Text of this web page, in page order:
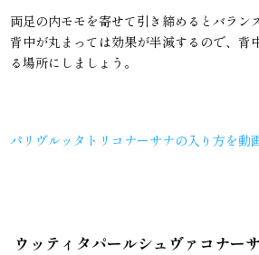
両足の内モモを寄せて引き締めるとバラン
背中が丸まっては効果が半減するので、背
る場所にしましょう。
パリヴルッタトリコナーサナの入り方を動
ウッティタパールシュヴァコナー